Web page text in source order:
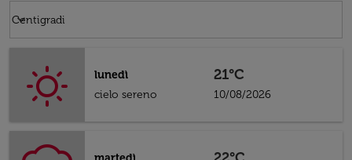
Centigradi
keyboard_arrow_down
lunedì
cielo sereno
21°C
10/08/2026